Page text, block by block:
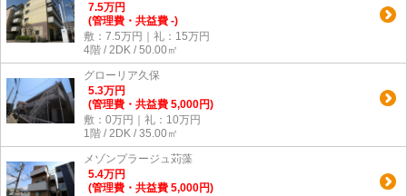
7.5万円
(管理費・共益費 -)
敷：7.5万円｜礼：15万円
4階 / 2DK / 50.00㎡
グローリア久保
5.3万円
(管理費・共益費 5,000円)
敷：0万円｜礼：10万円
1階 / 2DK / 35.00㎡
メゾンプラージュ苅藻
5.4万円
(管理費・共益費 5,000円)